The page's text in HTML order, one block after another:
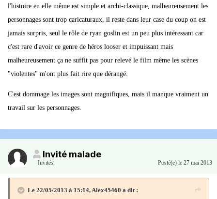
l'histoire en elle même est simple et archi-classique, malheureusement les
personnages sont trop caricaturaux, il reste dans leur case du coup on est
jamais surpris, seul le rôle de ryan goslin est un peu plus intéressant car
c'est rare d'avoir ce genre de héros looser et impuissant mais
malheureusement ça ne suffit pas pour relevé le film même les scènes
"violentes" m'ont plus fait rire que dérangé.
C'est dommage les images sont magnifiques, mais il manque vraiment un
travail sur les personnages.
Invité malade
Invités, Posté(e) le 27 mai 2013
Le 22/05/2013 à 15:14, Alex45460 a dit :